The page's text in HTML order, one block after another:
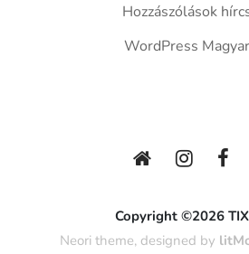
Hozzászólások
WordPress
Copyright ©2026
Neori theme, designed by